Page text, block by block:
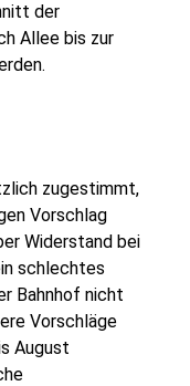
der
Allee bis zur
zugestimmt,
Vorschlag
Widerstand bei
schlechtes
Bahnhof nicht
Vorschläge
August